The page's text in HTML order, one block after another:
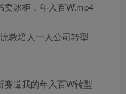
冰柜，年入百W.mp4
教培人一人公司转型
道我的年入百W转型